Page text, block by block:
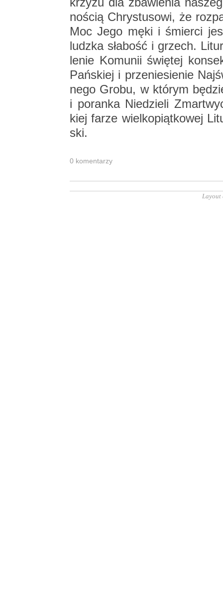
no­ścią Chry­stu­so­wi, że
Moc Jego męki i śmier­ci
ludz­ka sła­bość i grzech.
le­nie Ko­mu­nii świę­tej
Pań­skiej i prze­nie­sie­nie
ne­go Grobu, w któ­rym
i po­ran­ka Nie­dzie­li
kiej farze wiel­ko­piąt­ko­wej
ski.
0 ko­men­ta­rzy
Layout